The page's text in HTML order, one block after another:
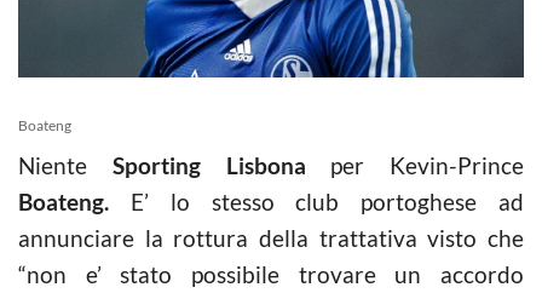
Boateng
Niente Sporting Lisbona per Kevin-Prince
Boateng. E’ lo stesso club portoghese ad
annunciare la rottura della trattativa visto che
“non e’ stato possibile trovare un accordo